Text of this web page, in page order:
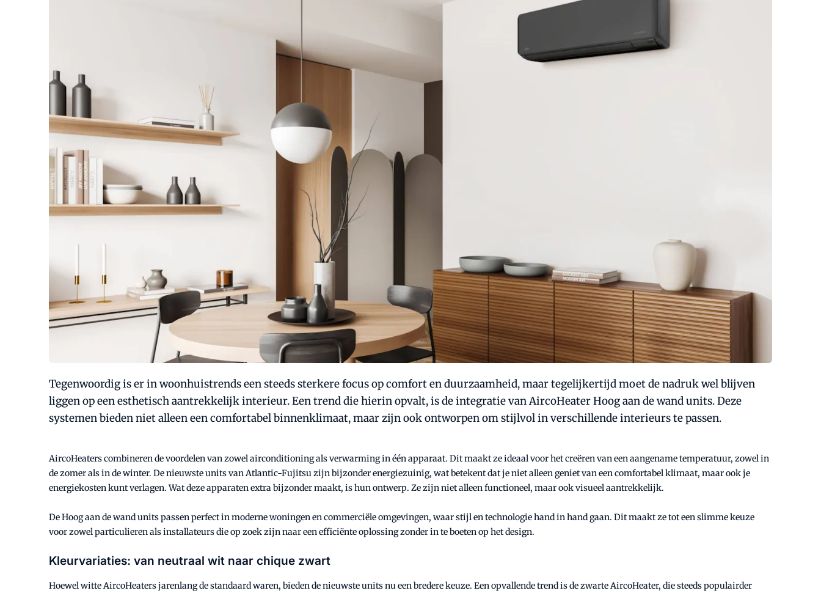
Tegenwoordig is er in woonhuistrends een steeds sterkere focus op comfort en duurzaamheid, maar tegelijkertijd moet de nadruk wel blijven
liggen op een esthetisch aantrekkelijk interieur. Een trend die hierin opvalt, is de integratie van AircoHeater Hoog aan de wand units. Deze
systemen bieden niet alleen een comfortabel binnenklimaat, maar zijn ook ontworpen om stijlvol in verschillende interieurs te passen.
AircoHeaters combineren de voordelen van zowel airconditioning als verwarming in één apparaat. Dit maakt ze ideaal voor het creëren van een aangename temperatuur, zowel in
de zomer als in de winter. De nieuwste units van Atlantic-Fujitsu zijn bijzonder energiezuinig, wat betekent dat je niet alleen geniet van een comfortabel klimaat, maar ook je
energiekosten kunt verlagen. Wat deze apparaten extra bijzonder maakt, is hun ontwerp. Ze zijn niet alleen functioneel, maar ook visueel aantrekkelijk.
De Hoog aan de wand units passen perfect in moderne woningen en commerciële omgevingen, waar stijl en technologie hand in hand gaan. Dit maakt ze tot een slimme keuze
voor zowel particulieren als installateurs die op zoek zijn naar een efficiënte oplossing zonder in te boeten op het design.
Kleurvariaties: van neutraal wit naar chique zwart
Hoewel witte AircoHeaters jarenlang de standaard waren, bieden de nieuwste units nu een bredere keuze. Een opvallende trend is de zwarte AircoHeater, die steeds populairder